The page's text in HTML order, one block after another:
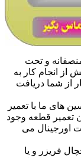
و تحت
از انجام کار به
از شما دریافت
های ما با تعمیر
تعمیر قطعه وجود
اورجینال می
فریزر و یا